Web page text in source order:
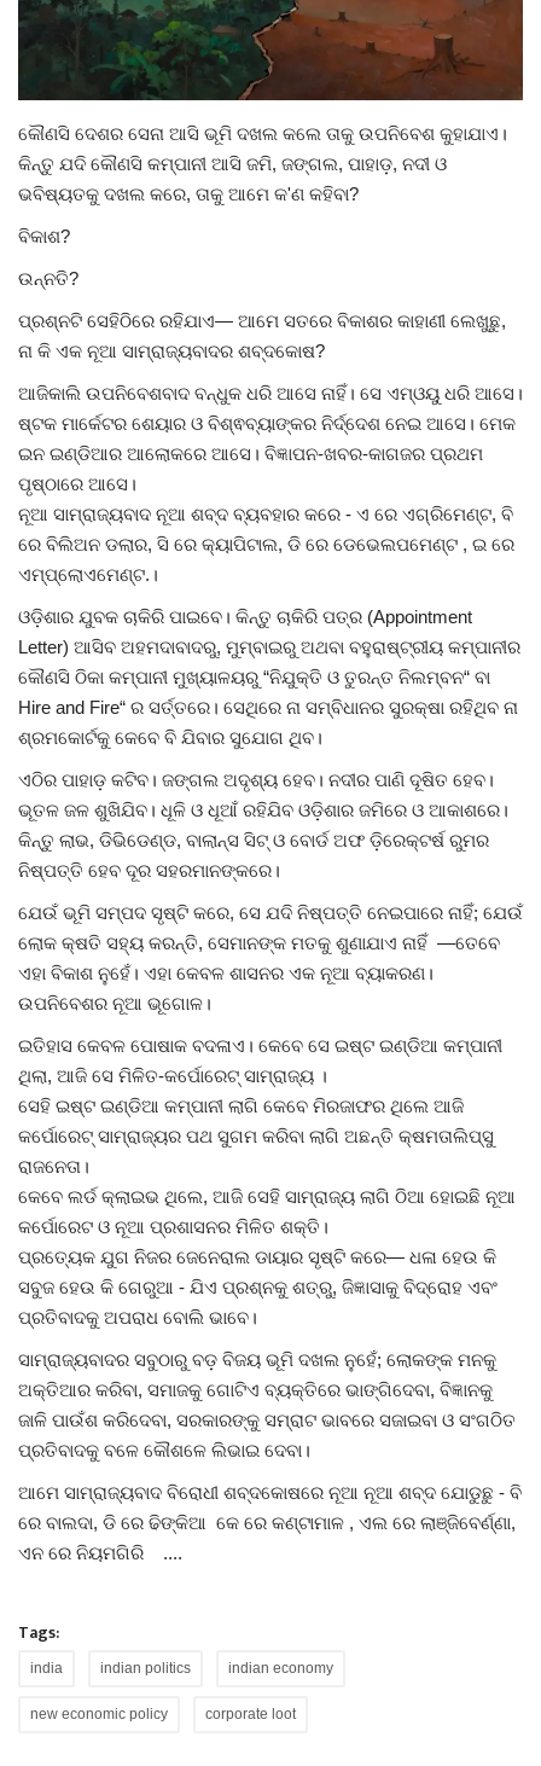
Gallery
ସାହିତ୍ୟ
ସଂସ୍କୃତି
ଭିଡିଓ
କୌଣସି ଦେଶର ସେନା ଆସି ଭୂମି ଦଖଲ କଲେ ତାକୁ ଉପନିବେଶ କୁହାଯାଏ।
କିନ୍ତୁ ଯଦି କୌଣସି କମ୍ପାନୀ ଆସି ଜମି, ଜଙ୍ଗଲ, ପାହାଡ଼, ନଦୀ ଓ
ଭବିଷ୍ୟତକୁ ଦଖଲ କରେ, ତାକୁ ଆମେ କ'ଣ କହିବା?
ବିକାଶ?
ଉନ୍ନତି?
ପ୍ରଶ୍ନଟି ସେହିଠିରେ ରହିଯାଏ— ଆମେ ସତରେ ବିକାଶର କାହାଣୀ ଲେଖୁଛୁ,
ନା କି ଏକ ନୂଆ ସାମ୍ରାଜ୍ୟବାଦର ଶବ୍ଦକୋଷ?
ଆଜିକାଲି ଉପନିବେଶବାଦ ବନ୍ଧୁକ ଧରି ଆସେ ନାହିଁ। ସେ ଏମ୍ଓୟୁ ଧରି ଆସେ।
ଷ୍ଟକ ମାର୍କେଟର ଶେୟାର ଓ ବିଶ୍ଵବ୍ୟାଙ୍କର ନିର୍ଦ୍ଦେଶ ନେଇ ଆସେ। ମେକ
ଇନ ଇଣ୍ଡିଆର ଆଲୋକରେ ଆସେ। ବିଜ୍ଞାପନ-ଖବର-କାଗଜର ପ୍ରଥମ
ପୃଷ୍ଠାରେ ଆସେ।
ନୂଆ ସାମ୍ରାଜ୍ୟବାଦ ନୂଆ ଶବ୍ଦ ବ୍ୟବହାର କରେ - ଏ ରେ ଏଗ୍ରିମେଣ୍ଟ, ବି
ରେ ବିଲିଅନ ଡଲାର, ସି ରେ କ୍ୟାପିଟାଲ, ଡି ରେ ଡେଭେଲପମେଣ୍ଟ , ଇ ରେ
ଏମ୍ପ୍ଲୋଏମେଣ୍ଟ.।
ଓଡ଼ିଶାର ଯୁବକ ଚାକିରି ପାଇବେ। କିନ୍ତୁ ଚାକିରି ପତ୍ର (Appointment
Letter) ଆସିବ ଅହମଦାବାଦରୁ, ମୁମ୍ବାଇରୁ ଅଥବା ବହୁରାଷ୍ଟ୍ରୀୟ କମ୍ପାନୀର
କୌଣସି ଠିକା କମ୍ପାନୀ ମୁଖ୍ୟାଳୟରୁ “ନିଯୁକ୍ତି ଓ ତୁରନ୍ତ ନିଲମ୍ବନ“ ବା
Hire and Fire“ ର ସର୍ତ୍ତରେ। ସେଥିରେ ନା ସମ୍ବିଧାନର ସୁରକ୍ଷା ରହିଥିବ ନା
ଶ୍ରମକୋର୍ଟକୁ କେବେ ବି ଯିବାର ସୁଯୋଗ ଥିବ।
ଏଠିର ପାହାଡ଼ କଟିବ। ଜଙ୍ଗଲ ଅଦୃଶ୍ୟ ହେବ। ନଦୀର ପାଣି ଦୂଷିତ ହେବ।
ଭୂତଳ ଜଳ ଶୁଖିଯିବ। ଧୂଳି ଓ ଧୂଆଁ ରହିଯିବ ଓଡ଼ିଶାର ଜମିରେ ଓ ଆକାଶରେ।
କିନ୍ତୁ ଲାଭ, ଡିଭିଡେଣ୍ଡ, ବାଲାନ୍ସ ସିଟ୍ ଓ ବୋର୍ଡ ଅଫ ଡ଼ିରେକ୍ଟର୍ଷ ରୁମର
ନିଷ୍ପତ୍ତି ହେବ ଦୂର ସହରମାନଙ୍କରେ।
ଯେଉଁ ଭୂମି ସମ୍ପଦ ସୃଷ୍ଟି କରେ, ସେ ଯଦି ନିଷ୍ପତ୍ତି ନେଇପାରେ ନାହିଁ; ଯେଉଁ
ଲୋକ କ୍ଷତି ସହ୍ୟ କରନ୍ତି, ସେମାନଙ୍କ ମତକୁ ଶୁଣାଯାଏ ନାହିଁ —ତେବେ
ଏହା ବିକାଶ ନୁହେଁ। ଏହା କେବଳ ଶାସନର ଏକ ନୂଆ ବ୍ୟାକରଣ।
ଉପନିବେଶର ନୂଆ ଭୂଗୋଳ।
ଇତିହାସ କେବଳ ପୋଷାକ ବଦଳାଏ। କେବେ ସେ ଇଷ୍ଟ ଇଣ୍ଡିଆ କମ୍ପାନୀ
ଥିଲା, ଆଜି ସେ ମିଳିତ-କର୍ପୋରେଟ୍ ସାମ୍ରାଜ୍ୟ ।
ସେହି ଇଷ୍ଟ ଇଣ୍ଡିଆ କମ୍ପାନୀ ଲାଗି କେବେ ମିରଜାଫର ଥିଲେ ଆଜି
କର୍ପୋରେଟ୍ ସାମ୍ରାଜ୍ୟର ପଥ ସୁଗମ କରିବା ଲାଗି ଅଛନ୍ତି କ୍ଷମତାଲିପ୍ସୁ
ରାଜନେତା।
କେବେ ଲର୍ଡ କ୍ଲାଇଭ ଥିଲେ, ଆଜି ସେହି ସାମ୍ରାଜ୍ୟ ଲାଗି ଠିଆ ହୋଇଛି ନୂଆ
କର୍ପୋରେଟ ଓ ନୂଆ ପ୍ରଶାସନର ମିଳିତ ଶକ୍ତି।
ପ୍ରତ୍ୟେକ ଯୁଗ ନିଜର ଜେନେରାଲ ଡାୟାର ସୃଷ୍ଟି କରେ— ଧଳା ହେଉ କି
ସବୁଜ ହେଉ କି ଗେରୁଆ - ଯିଏ ପ୍ରଶ୍ନକୁ ଶତ୍ରୁ, ଜିଜ୍ଞାସାକୁ ବିଦ୍ରୋହ ଏବଂ
ପ୍ରତିବାଦକୁ ଅପରାଧ ବୋଲି ଭାବେ।
ସାମ୍ରାଜ୍ୟବାଦର ସବୁଠାରୁ ବଡ଼ ବିଜୟ ଭୂମି ଦଖଲ ନୁହେଁ; ଲୋକଙ୍କ ମନକୁ
ଅକ୍ତିଆର କରିବା, ସମାଜକୁ ଗୋଟିଏ ବ୍ୟକ୍ତିରେ ଭାଙ୍ଗିଦେବା, ବିଜ୍ଞାନକୁ
ଜାଳି ପାଉଁଶ କରିଦେବା, ସରକାରଙ୍କୁ ସମ୍ରାଟ ଭାବରେ ସଜାଇବା ଓ ସଂଗଠିତ
ପ୍ରତିବାଦକୁ ବଳେ କୌଶଳେ ଲିଭାଇ ଦେବା।
ଆମେ ସାମ୍ରାଜ୍ୟବାଦ ବିରୋଧୀ ଶବ୍ଦକୋଷରେ ନୂଆ ନୂଆ ଶବ୍ଦ ଯୋଡୁଛୁ - ବି
ରେ ବାଲଦା, ଡି ରେ ଢିଙ୍କିଆ କେ ରେ କଣ୍ଟାମାଳ , ଏଲ ରେ ଲାଞ୍ଜିବେର୍ଣ୍ଣା,
ଏନ ରେ ନିୟମଗିରି ....
Tags:
india indian politics indian economy
new economic policy corporate loot